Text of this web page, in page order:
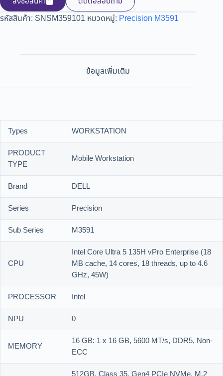
รหัสสินค้า: SNSM359101 หมวดหมู่: Precision M3591
ข้อมูลเพิ่มเติม
Types
WORKSTATION
PRODUCT
TYPE
Mobile Workstation
Brand
DELL
Series
Precision
Sub Series
M3591
CPU
Intel Core Ultra 5 135H vPro Enterprise (18
MB cache, 14 cores, 18 threads, up to 4.6
GHz, 45W)
PROCESSOR
Intel
NPU
0
MEMORY
16 GB: 1 x 16 GB, 5600 MT/s, DDR5, Non-
ECC